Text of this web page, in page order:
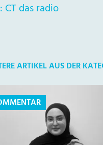
CT das radio
ARTIKEL AUS DER